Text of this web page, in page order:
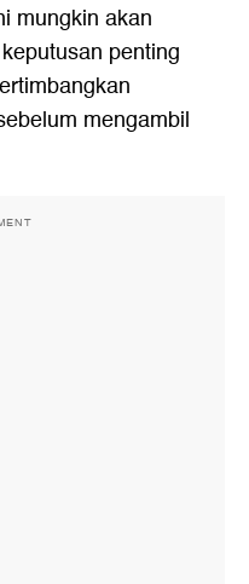
mungkin akan
penting
mengambil